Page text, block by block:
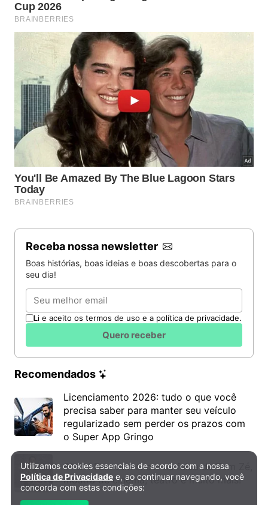
Receba nossa newsletter
Boas histórias, boas ideias e boas descobertas para o
seu dia!
Email
Li e aceito os termos de uso e a política de privacidade.
Quero receber
Recomendados
Licenciamento 2026: tudo o que você
precisa saber para manter seu veículo
regularizado sem perder os prazos com
o Super App Gringo
6º DH Fest tem show na faixa de Tom Zé,
mostra de cinema, teatro e muito mais!
Política de Privacidade e Cookies
Utilizamos cookies essenciais de acordo com a nossa
Política de Privacidade e, ao continuar navegando, você
concorda com estas condições: